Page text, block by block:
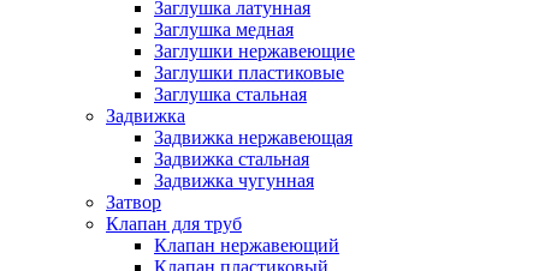
Заглушка латунная
Заглушка медная
Заглушки нержавеющие
Заглушки пластиковые
Заглушка стальная
Задвижка
Задвижка нержавеющая
Задвижка стальная
Задвижка чугунная
Затвор
Клапан для труб
Клапан нержавеющий
Клапан пластиковый